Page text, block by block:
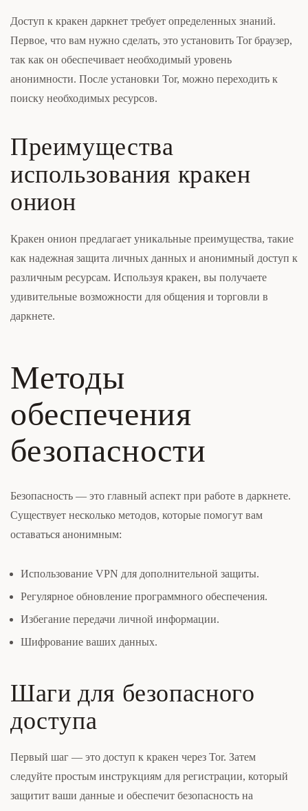
Доступ к кракен даркнет требует определенных знаний.
Первое, что вам нужно сделать, это установить Tor браузер,
так как он обеспечивает необходимый уровень
анонимности. После установки Tor, можно переходить к
поиску необходимых ресурсов.
Преимущества
использования кракен
онион
Кракен онион предлагает уникальные преимущества, такие
как надежная защита личных данных и анонимный доступ к
различным ресурсам. Используя кракен, вы получаете
удивительные возможности для общения и торговли в
даркнете.
Методы
обеспечения
безопасности
Безопасность — это главный аспект при работе в даркнете.
Существует несколько методов, которые помогут вам
оставаться анонимным:
Использование VPN для дополнительной защиты.
Регулярное обновление программного обеспечения.
Избегание передачи личной информации.
Шифрование ваших данных.
Шаги для безопасного
доступа
Первый шаг — это доступ к кракен через Tor. Затем
следуйте простым инструкциям для регистрации, который
защитит ваши данные и обеспечит безопасность на